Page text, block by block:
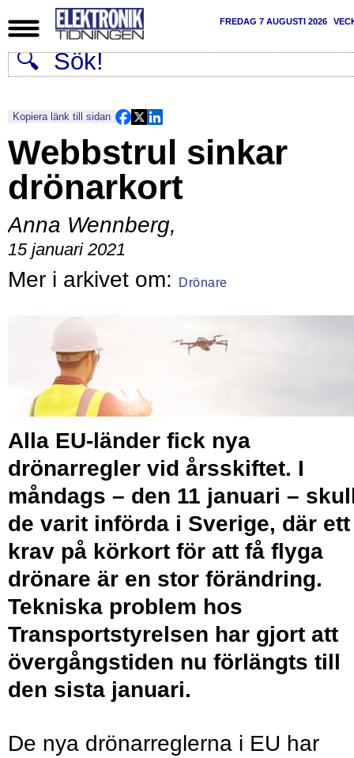
FREDAG 7 AUGUSTI 2026
Kopiera länk till sidan
Webbstrul sinkar
drönarkort
Anna Wennberg,
15 januari 2021
Drönare
Alla EU-länder fick nya
drönarregler vid årsskiftet. I
måndags – den 11 januari –
de varit införda i Sverige, där ett
krav på körkort för att få flyga
drönare är en stor förändring.
Tekniska problem hos
Transportstyrelsen har gjort att
övergångstiden nu förlängts till
den sista januari.
De nya drönarreglerna i EU har